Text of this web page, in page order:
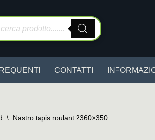
CONTATTI
\ Nastro tapis roulant 2360×350